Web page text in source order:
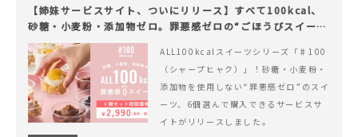
【姉妹サービスサイト、ついにリリース】すべて100kcal、
砂糖・小麦粉・添加物ゼロ。罪悪感ゼロの“ごほうびスイー
ツ”『#100（シャープ100）』
ALL100kcalスイーツシリーズ「♯100
（シャープヒャク）」！砂糖・小麦粉・
添加物を使用しない“罪悪感ゼロ”のスイ
ーツ、6個選んで購入できるサービスサ
イトがリリースしました。